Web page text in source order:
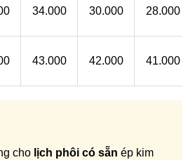
34.000 30.000 28.000
43.000 42.000 41.000
cho lịch phôi có sẵn ép kim